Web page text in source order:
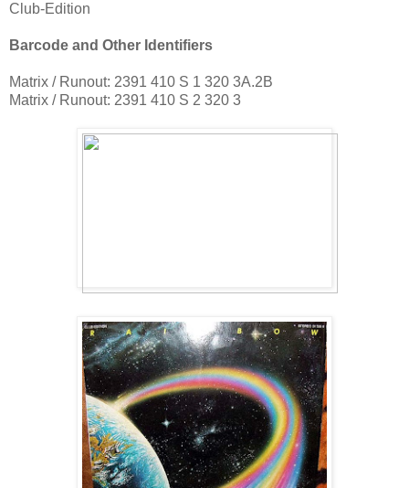
Club-Edition
Barcode and Other Identifiers
Matrix / Runout: 2391 410 S 1 320 3A.2B
Matrix / Runout: 2391 410 S 2 320 3